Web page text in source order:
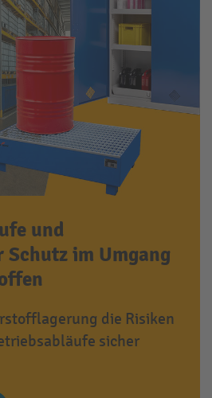
und
Schutz im Umgang
die Risiken
sicher